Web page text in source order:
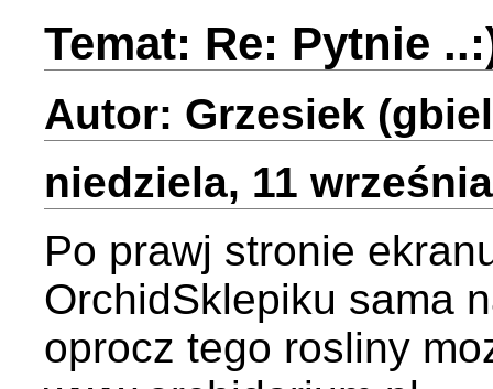
Temat: Re: Pytnie
Autor: Grzesiek
niedziela, 11
Po prawj stronie
OrchidSklepiku sama
oprocz tego rosliny